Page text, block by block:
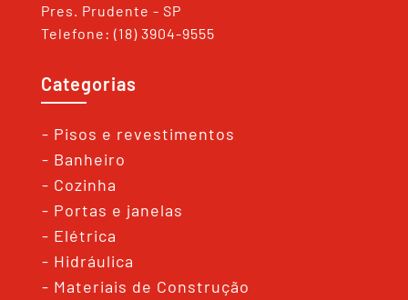
Pres. Prudente - SP
Telefone: (18) 3904-9555
Categorias
- Pisos e revestimentos
- Banheiro
- Cozinha
- Portas e janelas
- Elétrica
- Hidráulica
- Materiais de Construção